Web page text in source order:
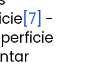
[7] -